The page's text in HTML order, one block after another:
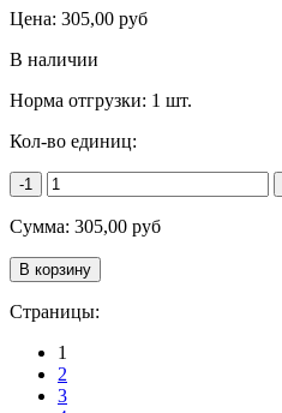
Цена: 305,00 руб
В наличии
Норма отгрузки: 1 шт.
Кол-во единиц:
-1
Сумма: 305,00 руб
Страницы:
1
2
3